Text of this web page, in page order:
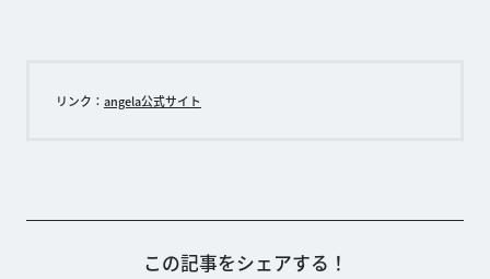
リンク： angela公式サイト
この記事をシェアする！